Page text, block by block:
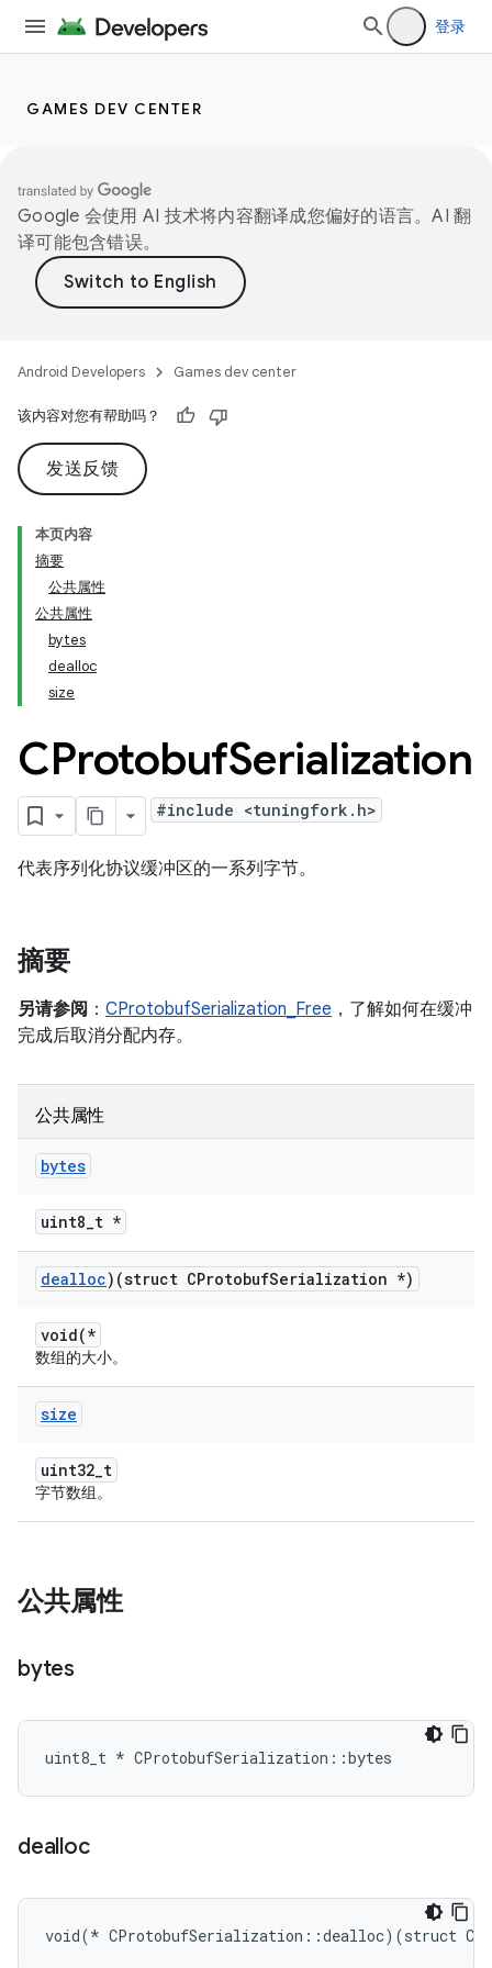
登录
GAMES DEV CENTER
Google 会使用 AI 技术将内容翻译成您偏好的语言。AI 翻
译可能包含错误。
Android Developers Games dev center
该内容对您有帮助吗？
发送反馈
本页内容
摘要
公共属性
公共属性
bytes
dealloc
size
CProtobufSerialization
#include <tuningfork.h>
代表序列化协议缓冲区的一系列字节。
摘要
另请参阅 ： CProtobufSerialization_Free ，了解如何在缓冲
完成后取消分配内存。
公共属性
bytes
uint8_t *
dealloc)(struct CProtobufSerialization *)
void(*
数组的大小。
size
uint32_t
字节数组。
公共属性
bytes
uint8_t * CProtobufSerialization::bytes
dealloc
void(* CProtobufSerialization::dealloc)(struct